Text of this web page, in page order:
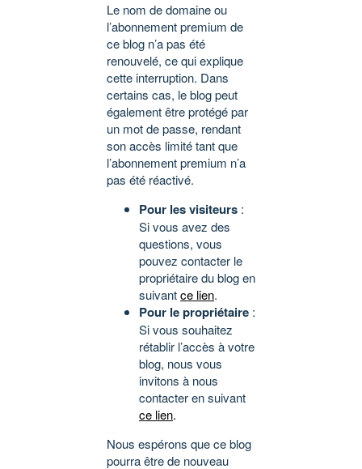
Le nom de domaine ou
l’abonnement premium de
ce blog n’a pas été
renouvelé, ce qui explique
cette interruption. Dans
certains cas, le blog peut
également être protégé par
un mot de passe, rendant
son accès limité tant que
l’abonnement premium n’a
pas été réactivé.
Pour les visiteurs :
Si vous avez des
questions, vous
pouvez contacter le
propriétaire du blog en
suivantce lien.
Pour le propriétaire :
Si vous souhaitez
rétablir l’accès à votre
blog, nous vous
invitons à nous
contacter en suivant
ce lien.
Nous espérons que ce blog
pourra être de nouveau